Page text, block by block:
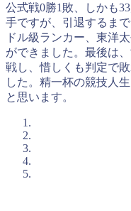
公式戦0勝1敗、しかも
手ですが、引退するま
ドル級ランカー、東洋
ができました。最後は
戦し、惜しくも判定で
した。精一杯の競技人
と思います。